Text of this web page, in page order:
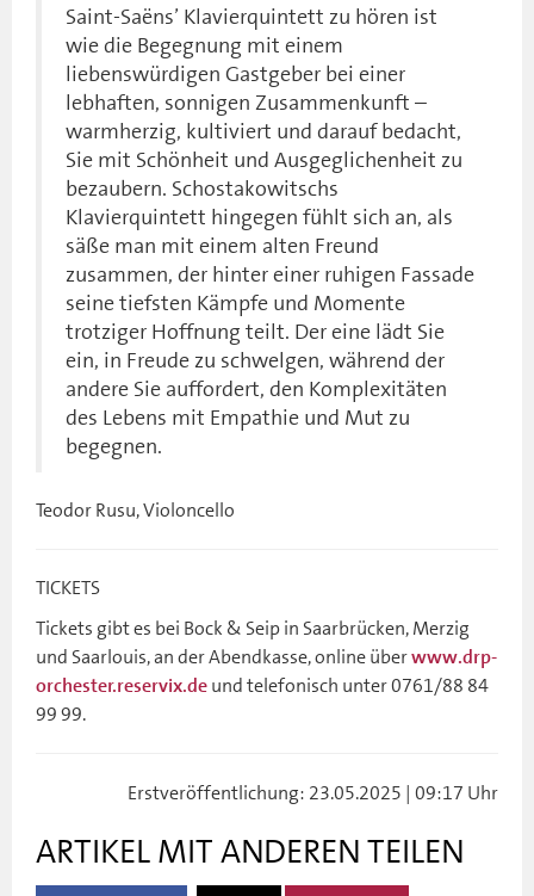
Saint-Saëns’ Klavierquintett zu hören ist
wie die Begegnung mit einem
liebenswürdigen Gastgeber bei einer
lebhaften, sonnigen Zusammenkunft –
warmherzig, kultiviert und darauf bedacht,
Sie mit Schönheit und Ausgeglichenheit zu
bezaubern. Schostakowitschs
Klavierquintett hingegen fühlt sich an, als
säße man mit einem alten Freund
zusammen, der hinter einer ruhigen Fassade
seine tiefsten Kämpfe und Momente
trotziger Hoffnung teilt. Der eine lädt Sie
ein, in Freude zu schwelgen, während der
andere Sie auffordert, den Komplexitäten
des Lebens mit Empathie und Mut zu
begegnen.
Teodor Rusu, Violoncello
TICKETS
Tickets gibt es bei Bock & Seip in Saarbrücken, Merzig
und Saarlouis, an der Abendkasse, online überwww.drp-
orchester.reservix.de und telefonisch unter 0761/88 84
99 99.
Erstveröffentlichung: 23.05.2025 | 09:17 Uhr
ARTIKEL MIT ANDEREN TEILEN